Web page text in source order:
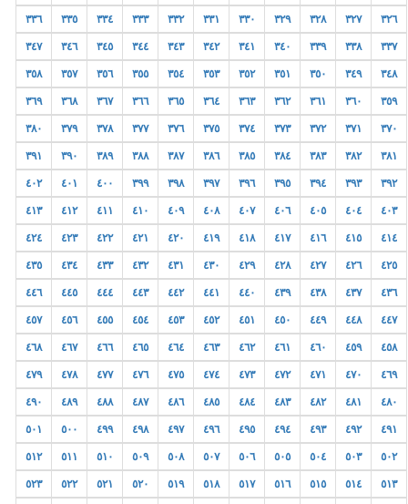
٣٢٦ ٣٢٧ ٣٢٨ ٣٢٩ ٣٣٠ ٣٣١ ٣٣٢ ٣٣٣ ٣٣٤ ٣٣٥ ٣٣٦
٣٣٧ ٣٣٨ ٣٣٩ ٣٤٠ ٣٤١ ٣٤٢ ٣٤٣ ٣٤٤ ٣٤٥ ٣٤٦ ٣٤٧
٣٤٨ ٣٤٩ ٣٥٠ ٣٥١ ٣٥٢ ٣٥٣ ٣٥٤ ٣٥٥ ٣٥٦ ٣٥٧ ٣٥٨
٣٥٩ ٣٦٠ ٣٦١ ٣٦٢ ٣٦٣ ٣٦٤ ٣٦٥ ٣٦٦ ٣٦٧ ٣٦٨ ٣٦٩
٣٧٠ ٣٧١ ٣٧٢ ٣٧٣ ٣٧٤ ٣٧٥ ٣٧٦ ٣٧٧ ٣٧٨ ٣٧٩ ٣٨٠
٣٨١ ٣٨٢ ٣٨٣ ٣٨٤ ٣٨٥ ٣٨٦ ٣٨٧ ٣٨٨ ٣٨٩ ٣٩٠ ٣٩١
٣٩٢ ٣٩٣ ٣٩٤ ٣٩٥ ٣٩٦ ٣٩٧ ٣٩٨ ٣٩٩ ٤٠٠ ٤٠١ ٤٠٢
٤٠٣ ٤٠٤ ٤٠٥ ٤٠٦ ٤٠٧ ٤٠٨ ٤٠٩ ٤١٠ ٤١١ ٤١٢ ٤١٣
٤١٤ ٤١٥ ٤١٦ ٤١٧ ٤١٨ ٤١٩ ٤٢٠ ٤٢١ ٤٢٢ ٤٢٣ ٤٢٤
٤٢٥ ٤٢٦ ٤٢٧ ٤٢٨ ٤٢٩ ٤٣٠ ٤٣١ ٤٣٢ ٤٣٣ ٤٣٤ ٤٣٥
٤٣٦ ٤٣٧ ٤٣٨ ٤٣٩ ٤٤٠ ٤٤١ ٤٤٢ ٤٤٣ ٤٤٤ ٤٤٥ ٤٤٦
٤٤٧ ٤٤٨ ٤٤٩ ٤٥٠ ٤٥١ ٤٥٢ ٤٥٣ ٤٥٤ ٤٥٥ ٤٥٦ ٤٥٧
٤٥٨ ٤٥٩ ٤٦٠ ٤٦١ ٤٦٢ ٤٦٣ ٤٦٤ ٤٦٥ ٤٦٦ ٤٦٧ ٤٦٨
٤٦٩ ٤٧٠ ٤٧١ ٤٧٢ ٤٧٣ ٤٧٤ ٤٧٥ ٤٧٦ ٤٧٧ ٤٧٨ ٤٧٩
٤٨٠ ٤٨١ ٤٨٢ ٤٨٣ ٤٨٤ ٤٨٥ ٤٨٦ ٤٨٧ ٤٨٨ ٤٨٩ ٤٩٠
٤٩١ ٤٩٢ ٤٩٣ ٤٩٤ ٤٩٥ ٤٩٦ ٤٩٧ ٤٩٨ ٤٩٩ ٥٠٠ ٥٠١
٥٠٢ ٥٠٣ ٥٠٤ ٥٠٥ ٥٠٦ ٥٠٧ ٥٠٨ ٥٠٩ ٥١٠ ٥١١ ٥١٢
٥١٣ ٥١٤ ٥١٥ ٥١٦ ٥١٧ ٥١٨ ٥١٩ ٥٢٠ ٥٢١ ٥٢٢ ٥٢٣